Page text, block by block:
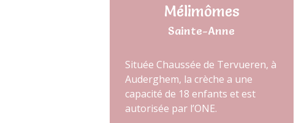
Mélimômes
Sainte-Anne
Située Chaussée de Tervueren, à
Auderghem, la crèche a une
capacité de 18 enfants et est
autorisée par l’ONE.